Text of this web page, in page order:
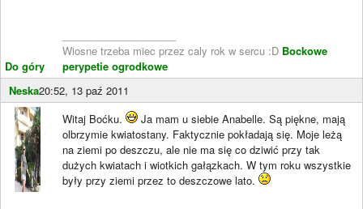
Do góry
Wiosne trzeba miec przez caly rok w sercu :D Bockowe
perypetie ogrodkowe
Neska20:52, 13 paź 2011
Witaj Boćku.
Ja mam u siebie Anabelle. Są piękne, mają
olbrzymie kwiatostany. Faktycznie pokładają się. Moje leżą
na ziemi po deszczu, ale nie ma się co dziwić przy tak
dużych kwiatach i wiotkich gałązkach. W tym roku wszystkie
były przy ziemi przez to deszczowe lato.